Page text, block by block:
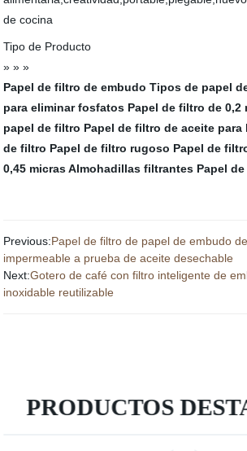
de cocina
Tipo de Producto
» » »
Papel de filtro de embudo Tipos de papel
para eliminar fosfatos Papel de filtro de 0,2
papel de filtro Papel de filtro de aceite para
de filtro Papel de filtro rugoso Papel de
0,45 micras Almohadillas filtrantes Papel
Previous:Papel de filtro de papel de embudo
impermeable a prueba de aceite desechable
Next:Gotero de café con filtro inteligente de
inoxidable reutilizable
PRODUCTOS